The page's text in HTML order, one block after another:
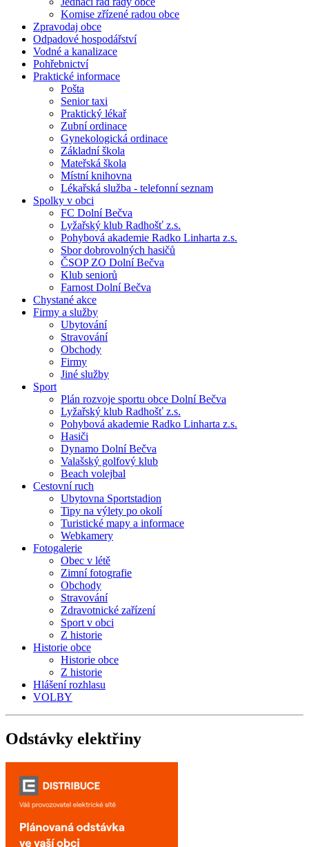
Komise zřízené radou obce
Zpravodaj obce
Odpadové hospodářství
Vodné a kanalizace
Pohřebnictví
Praktické informace
Pošta
Senior taxi
Praktický lékař
Zubní ordinace
Gynekologická ordinace
Základní škola
Mateřská škola
Místní knihovna
Lékařská služba - telefonní seznam
Spolky v obci
FC Dolní Bečva
Lyžařský klub Radhošť z.s.
Pohybová akademie Radko Linharta z.s.
Sbor dobrovolných hasičů
ČSOP ZO Dolní Bečva
Klub seniorů
Farnost Dolní Bečva
Chystané akce
Firmy a služby
Ubytování
Stravování
Obchody
Firmy
Jiné služby
Sport
Plán rozvoje sportu obce Dolní Bečva
Lyžařský klub Radhošť z.s.
Pohybová akademie Radko Linharta z.s.
Hasiči
Dynamo Dolní Bečva
Valašský golfový klub
Beach volejbal
Cestovní ruch
Ubytovna Sportstadion
Tipy na výlety po okolí
Turistické mapy a informace
Webkamery
Fotogalerie
Obec v létě
Zimní fotografie
Obchody
Stravování
Zdravotnické zařízení
Sport v obci
Z historie
Historie obce
Historie obce
Z historie
Hlášení rozhlasu
VOLBY
Odstávky elektřiny